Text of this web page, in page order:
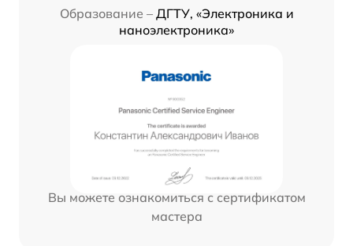
Образование – ДГТУ, «Электроника и
наноэлектроника»
Вы можете ознакомиться с сертификатом
мастера